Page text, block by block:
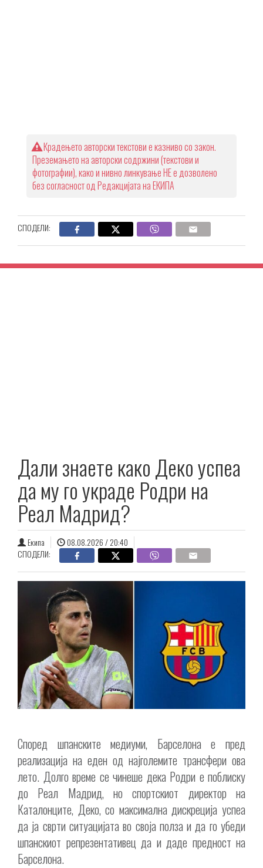
Крадењето авторски текстови е казниво со закон.
Преземањето на авторски содржини (текстови и
фотографии), како и нивно линкување НЕ е дозволено
без согласност од Редакцијата на ЕКИПА
СПОДЕЛИ:
Дали знаете како Деко успеа
да му го украде Родри на
Реал Мадрид?
Екипа
08.08.2026 / 20:40
СПОДЕЛИ:
Според шпанските медиуми, Барселона е пред
реализација на еден од најголемите трансфери ова
лето. Долго време се чинеше дека Родри е поблиску
до Реал Мадрид, но спортскиот директор на
Каталонците, Деко, со максимална дискреција успеа
да ја сврти ситуацијата во своја полза и да го убеди
шпанскиот репрезентативец да и даде предност на
Барселона.